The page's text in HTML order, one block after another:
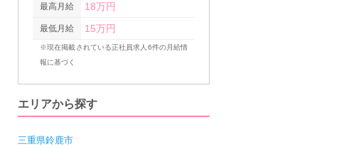
最高月給 18万円
最低月給 15万円
※現在掲載されている正社員求人6件の月給情
報に基づく
エリアから探す
三重県鈴鹿市